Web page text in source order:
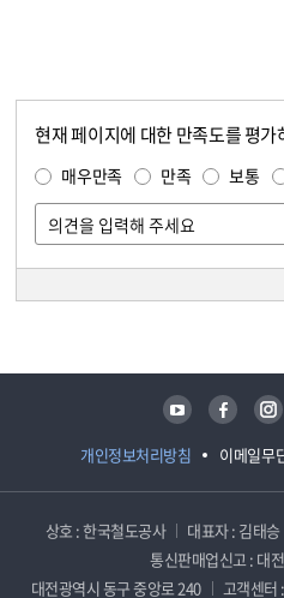
현재 페이지에 대한 만족도를 평가
매우만족 만족 보통
개인정보처리방침 이메일무
유튜브 페이스북 인스타그램
상호 : 한국철도공사 대표자 : 김태승
통신판매업신고 : 대
대전광역시 동구 중앙로 240
고객센터